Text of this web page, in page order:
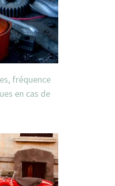
fréquence
en cas de